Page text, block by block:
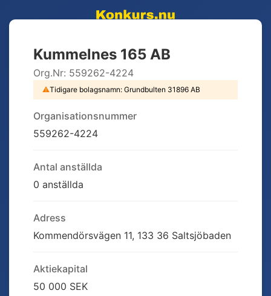
Kummelnes 165 AB
Org.Nr: 559262-4224
⚠Tidigare bolagsnamn: Grundbulten 31896 AB
Organisationsnummer
559262-4224
Antal anställda
0 anställda
Adress
Kommendörsvägen 11, 133 36 Saltsjöbaden
Aktiekapital
50 000 SEK